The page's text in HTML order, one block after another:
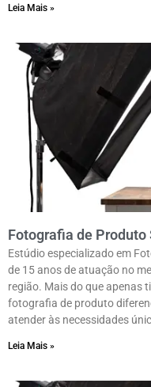
Leia Mais »
Fotografia de
Estúdio especializado em
de 15 anos de atuação no
região. Mais do que apenas
fotografia de produto
atender às necessidades
Leia Mais »